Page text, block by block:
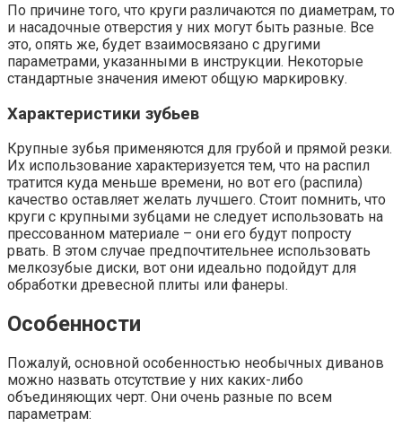
По причине того, что круги различаются по диаметрам, то
и насадочные отверстия у них могут быть разные. Все
это, опять же, будет взаимосвязано с другими
параметрами, указанными в инструкции. Некоторые
стандартные значения имеют общую маркировку.
Характеристики зубьев
Крупные зубья применяются для грубой и прямой резки.
Их использование характеризуется тем, что на распил
тратится куда меньше времени, но вот его (распила)
качество оставляет желать лучшего. Стоит помнить, что
круги с крупными зубцами не следует использовать на
прессованном материале – они его будут попросту
рвать. В этом случае предпочтительнее использовать
мелкозубые диски, вот они идеально подойдут для
обработки древесной плиты или фанеры.
Особенности
Пожалуй, основной особенностью необычных диванов
можно назвать отсутствие у них каких-либо
объединяющих черт. Они очень разные по всем
параметрам: